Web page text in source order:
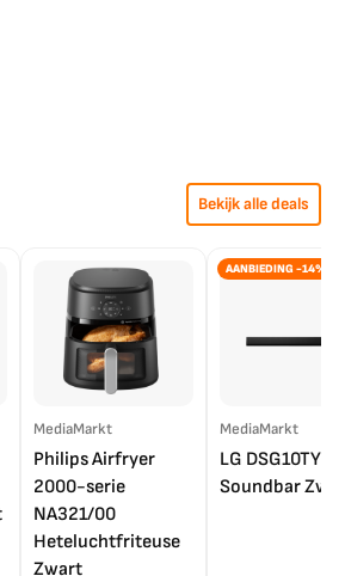
Bekijk alle deals
MediaMarkt
Philips Airfryer
2000-serie
NA321/00
Heteluchtfriteuse
Zwart
AANBIEDING -14%
MediaMarkt
LG DSG10TY
Soundbar